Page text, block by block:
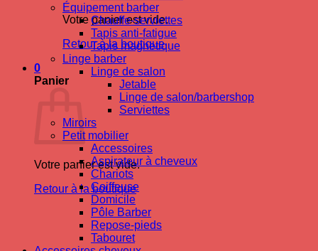
Votre panier est vide.
Retour à la boutique
0
Panier
Votre panier est vide.
Retour à la boutique
Équipement barber
Chauffe-serviettes
Tapis anti-fatigue
Tapis magnetique
Linge barber
Linge de salon
Jetable
Linge de salon/barbershop
Serviettes
Miroirs
Petit mobilier
Accessoires
Aspirateur à cheveux
Chariots
Coiffeuse
Domicile
Pôle Barber
Repose-pieds
Tabouret